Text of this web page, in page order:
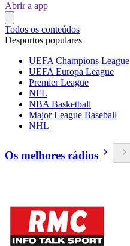
Abrir a app
Todos os conteúdos
Desportos populares
UEFA Champions League
UEFA Europa League
Premier League
NFL
NBA Basketball
Major League Baseball
NHL
Os melhores rádios